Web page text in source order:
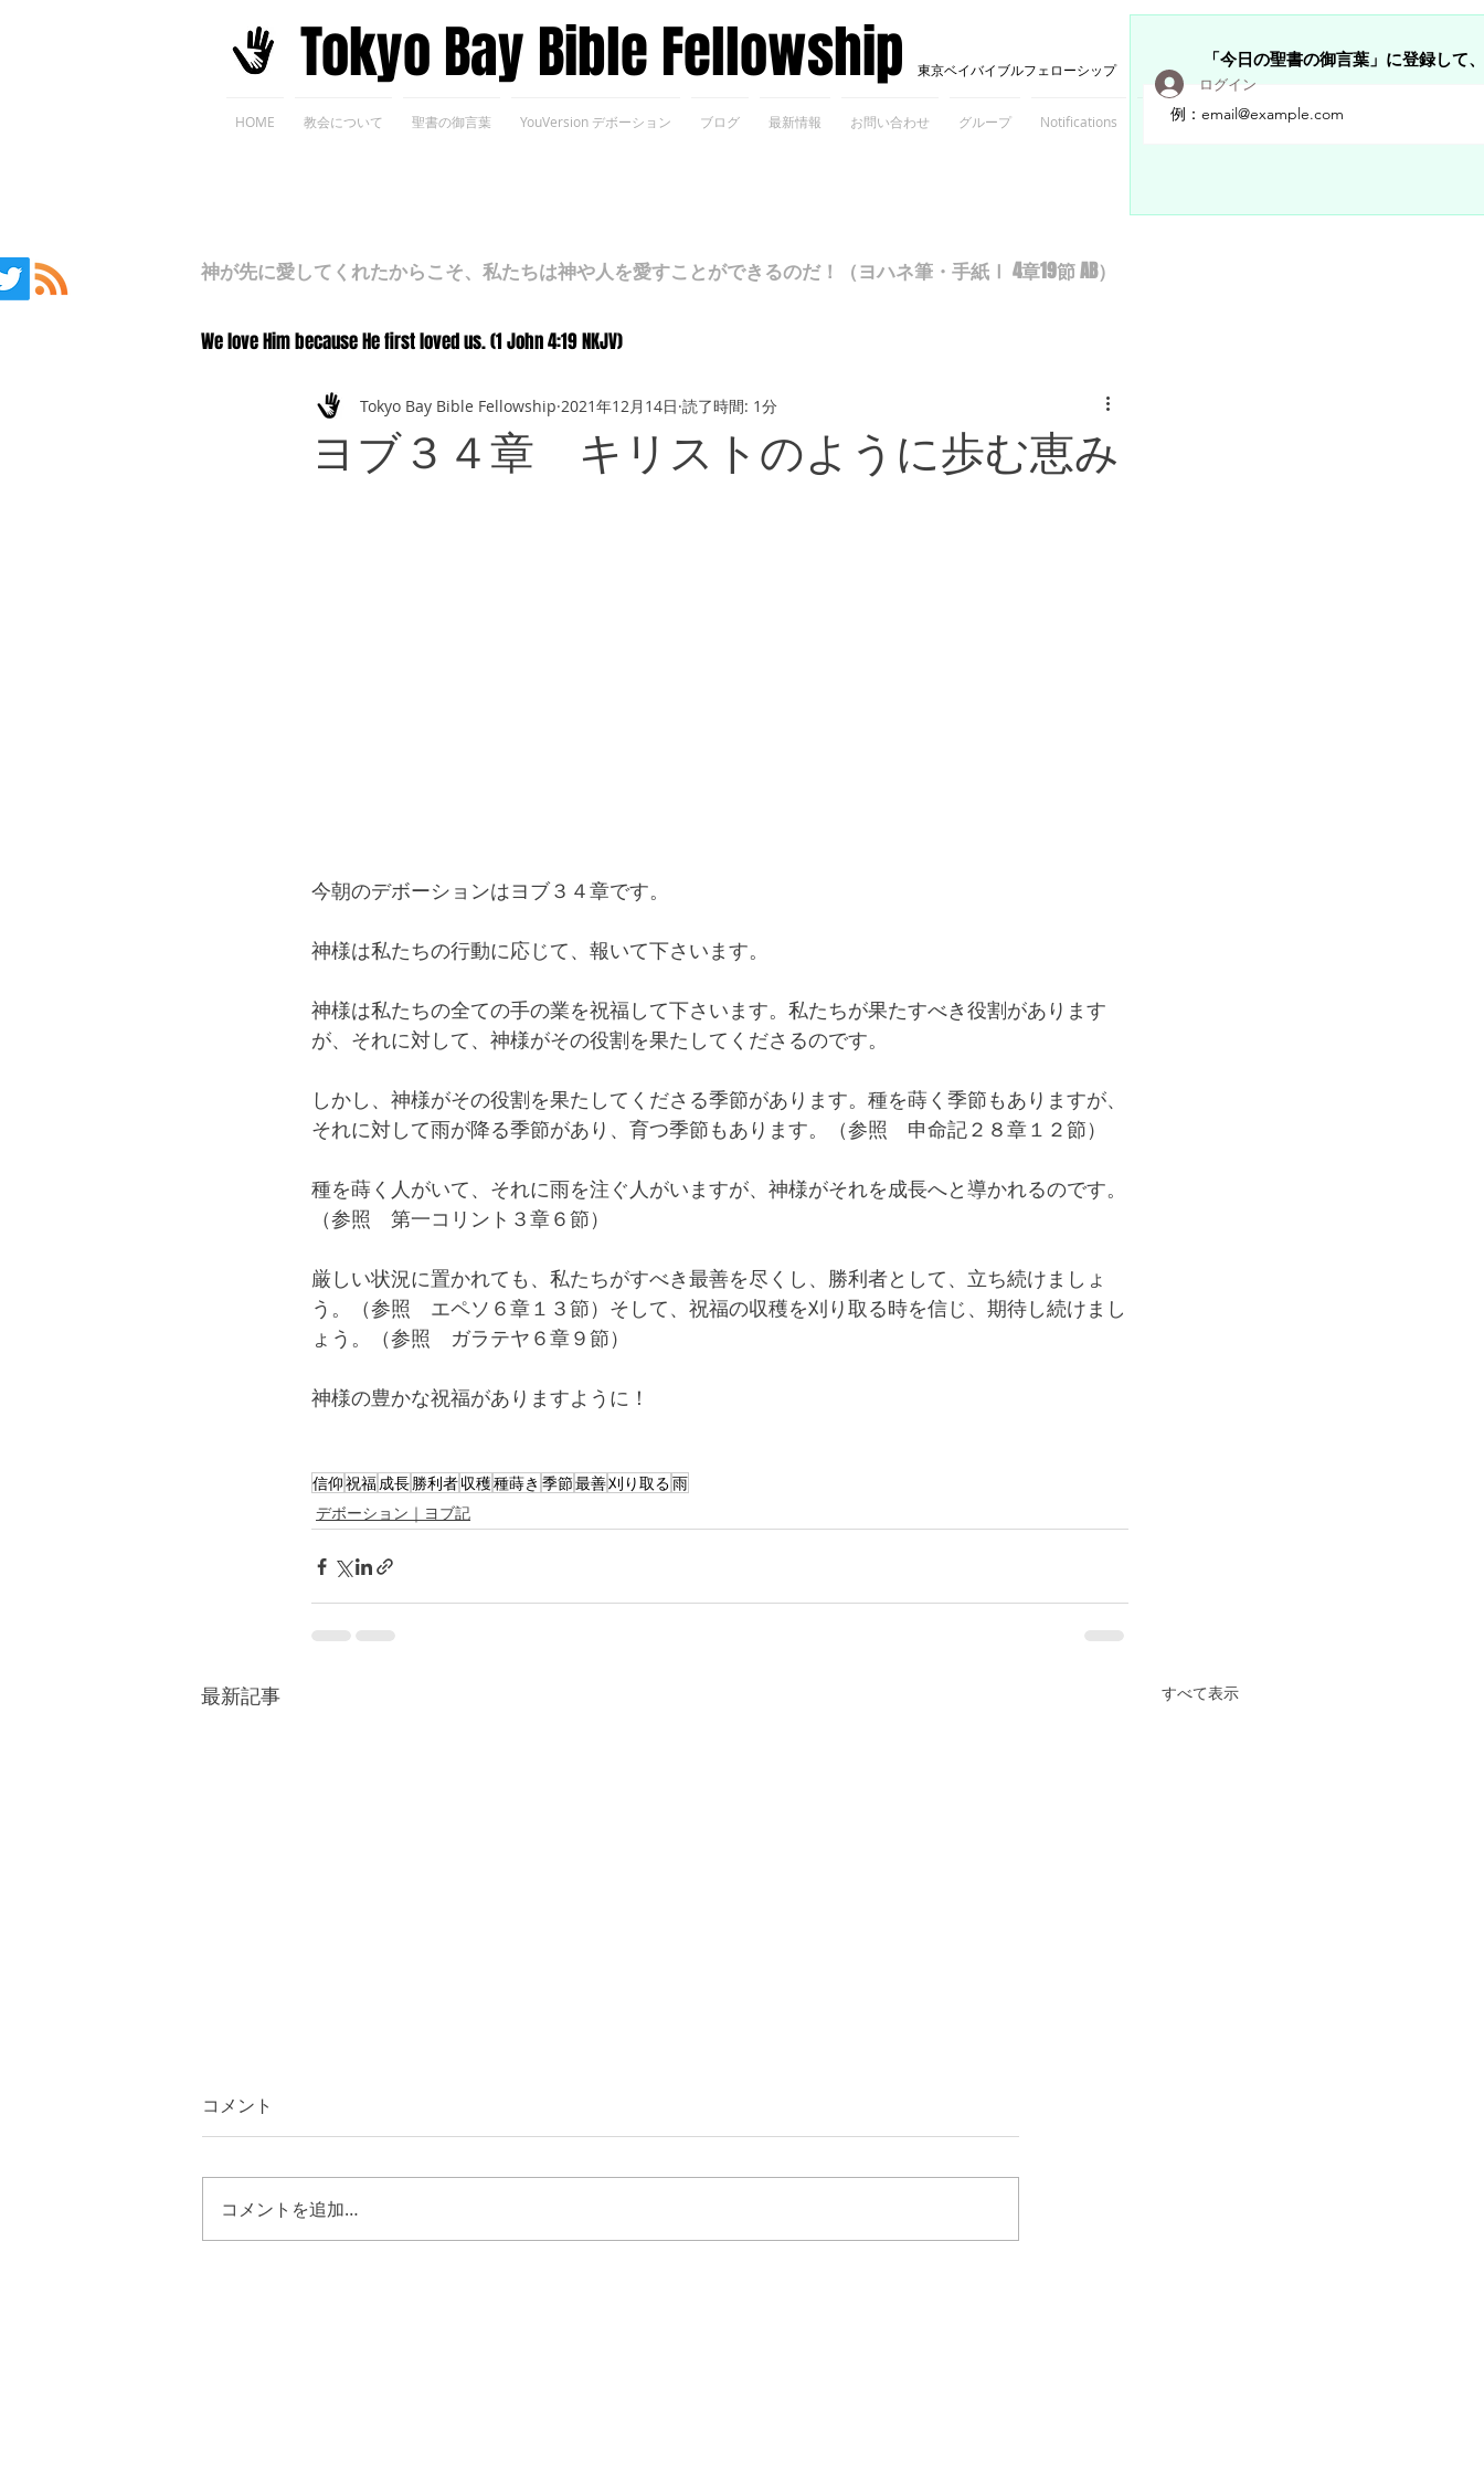
​Tokyo Bay Bible Fellowship 東京ベイバイブルフェローシップ
HOME 教会について 聖書の御言葉 YouVersion デボーション ブログ 最新情報 お問い合わせ グループ Notifications Members
「今日の聖書の御言葉」に登録して
ログイン
神が先に愛してくれたからこそ、私たちは神や人を愛すことができるのだ！（ヨハネ筆・手紙Ⅰ 4章19節 AB）
We love Him because He first loved us. (1 John 4:19 NKJV)
ヨブ３４章 キリストのように歩む恵み
Tokyo Bay Bible Fellowship 2021年12月14日 読了時間: 1分
今朝のデボーションはヨブ３４章です。
神様は私たちの行動に応じて、報いて下さいます。
神様は私たちの全ての手の業を祝福して下さいます。私たちが果たすべき役割があります
が、それに対して、神様がその役割を果たしてくださるのです。
しかし、神様がその役割を果たしてくださる季節があります。種を蒔く季節もありますが、
それに対して雨が降る季節があり、育つ季節もあります。（参照　申命記２８章１２節）
種を蒔く人がいて、それに雨を注ぐ人がいますが、神様がそれを成長へと導かれるのです。
（参照　第一コリント３章６節）
厳しい状況に置かれても、私たちがすべき最善を尽くし、勝利者として、立ち続けましょ
う。（参照　エペソ６章１３節）そして、祝福の収穫を刈り取る時を信じ、期待し続けまし
ょう。（参照　ガラテヤ６章９節）
神様の豊かな祝福がありますように！
信仰祝福成長勝利者収穫種蒔き 季節最善刈り取る雨
デボーション｜ヨブ記
最新記事 すべて表示
コメント
コメントを追加…